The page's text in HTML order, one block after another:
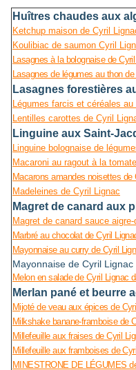
Huîtres chaudes aux
Ketchup maison de Cyril
Koulibiac de saumon Cyril
Lasagnes à la bolognaise de
Lasagnes de légumes au thon
Lasagnes forestières
Légumes farcis et céréales
Lentilles carottes de Cyril
Linguine aux Saint-
Linguine bolognaise de
Macaroni au ragout à la
Macarons amandes noisettes
Madeleines de Cyril Lignac
Magret de canard aux
Magret de canard sauce
Marbré au chocolat de Cyril
Mayonnaise au curry de Cyril
Mayonnaise de Cyril Lignac
Melon en salade de Cyril Lignac
Merlan pané et beurre
Mijoté de veau aux épices de
Milkshake banane-framboise de
Millefeuille aux fraises de Cyril
Millefeuille aux framboises de
MINESTRONE DE LÉGUMES